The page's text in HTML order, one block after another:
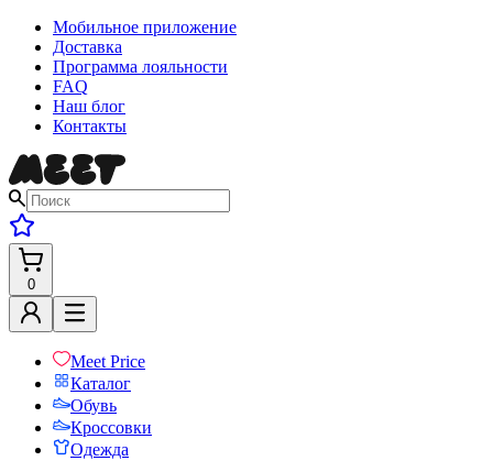
Мобильное приложение
Доставка
Программа лояльности
FAQ
Наш блог
Контакты
0
Meet Price
Каталог
Обувь
Кроссовки
Одежда